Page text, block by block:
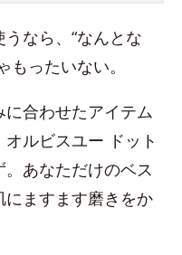
なら、“なんとな
もったいない。
合わせたアイテム
ルビスユー ドット
あなただけのベス
にますます磨きをか